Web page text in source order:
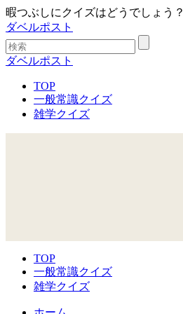
暇つぶしにクイズはどうでしょう？
ダベルポスト
ダベルポスト
TOP
一般常識クイズ
雑学クイズ
TOP
一般常識クイズ
雑学クイズ